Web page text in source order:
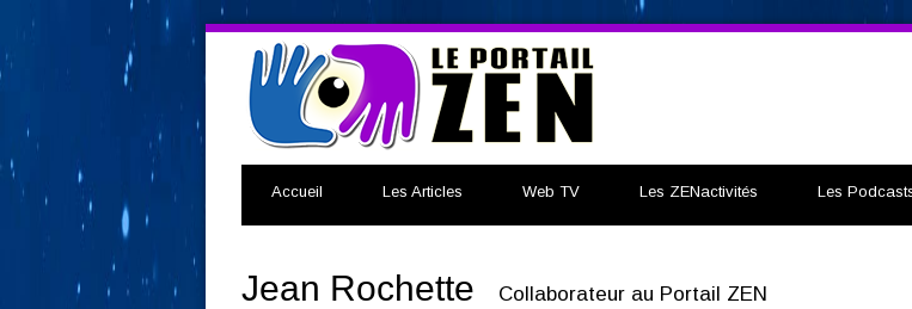
Accueil Les Articles Web TV Les ZENactivités Les
Jean Rochette Collaborateur au Portail ZEN